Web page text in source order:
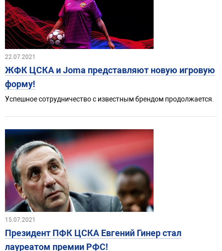
22.07.2021
ЖФК ЦСКА и Joma представляют новую игровую
форму!
Успешное сотрудничество с известным брендом продолжается.
15.07.2021
Президент ПФК ЦСКА Евгений Гинер стал
лауреатом премии РФС!